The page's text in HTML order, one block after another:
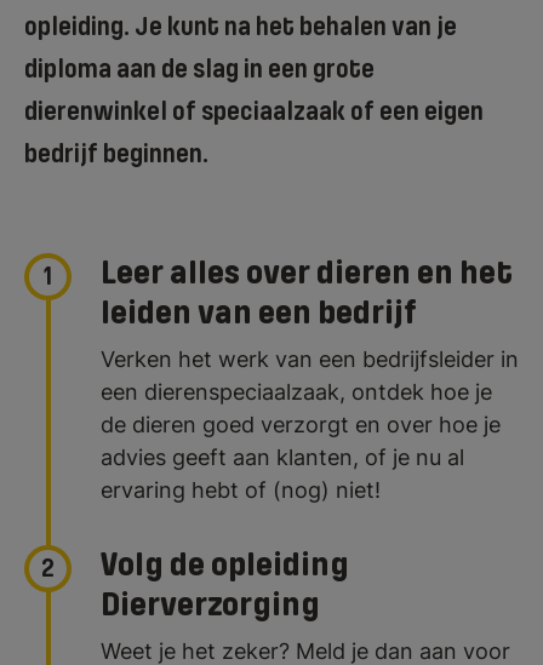
opleiding. Je kunt na het behalen van je
diploma aan de slag in een grote
dierenwinkel of speciaalzaak of een eigen
bedrijf beginnen.
1
Leer alles over dieren en het
leiden van een bedrijf
Verken het werk van een bedrijfsleider in
een dierenspeciaalzaak, ontdek hoe je
de dieren goed verzorgt en over hoe je
advies geeft aan klanten, of je nu al
ervaring hebt of (nog) niet!
2
Volg de opleiding
Dierverzorging
Weet je het zeker? Meld je dan aan voor